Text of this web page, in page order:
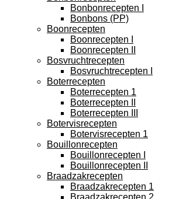
Bonbonrecepten I
Bonbons (PP)
Boonrecepten
Boonrecepten I
Boonrecepten II
Bosvruchtrecepten
Bosvruchtrecepten I
Boterrecepten
Boterrecepten 1
Boterrecepten II
Boterrecepten III
Botervisrecepten
Botervisrecepten 1
Bouillonrecepten
Bouillonrecepten I
Bouillonrecepten II
Braadzakrecepten
Braadzakrecepten 1
Braadzakrecepten 2